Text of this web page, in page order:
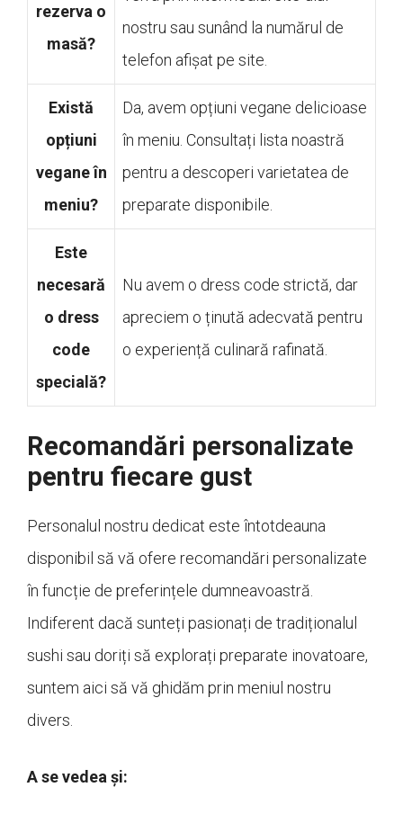
rezerva o
masă?
nostru sau sunând la numărul de
telefon afișat pe site.
Există
opțiuni
vegane în
meniu?
Da, avem opțiuni vegane delicioase
în meniu. Consultați lista noastră
pentru a descoperi varietatea de
preparate disponibile.
Este
necesară
o dress
code
specială?
Nu avem o dress code strictă, dar
apreciem o ținută adecvată pentru
o experiență culinară rafinată.
Recomandări personalizate
pentru fiecare gust
Personalul nostru dedicat este întotdeauna
disponibil să vă ofere recomandări personalizate
în funcție de preferințele dumneavoastră.
Indiferent dacă sunteți pasionați de tradiționalul
sushi sau doriți să explorați preparate inovatoare,
suntem aici să vă ghidăm prin meniul nostru
divers.
A se vedea și: